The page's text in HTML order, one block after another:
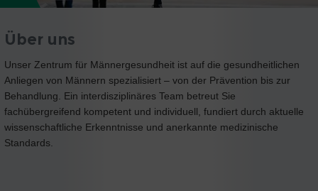
Über uns
Unser Zentrum für Männergesundheit ist auf die gesundheitlichen
Anliegen von Männern spezialisiert – von der Prävention bis zur
Behandlung. Ein interdisziplinäres Team betreut Sie
fachübergreifend kompetent und individuell, fundiert durch aktuelle
wissenschaftliche Erkenntnisse und anerkannte medizinische
Standards.